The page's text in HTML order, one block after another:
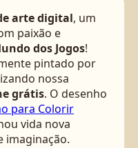
arte digital, um
paixão e
dos Jogos!
pintado por
nossa
grátis. O desenho
para Colorir
vida nova
imaginação.